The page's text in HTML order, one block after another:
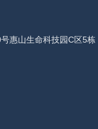
惠山生命科技园C区5栋